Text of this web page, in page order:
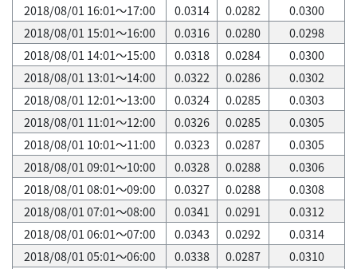
2018/08/01 16:01～17:00
0.0314 0.0282
0.0300
2018/08/01 15:01～16:00
0.0316 0.0280
0.0298
2018/08/01 14:01～15:00
0.0318 0.0284
0.0300
2018/08/01 13:01～14:00
0.0322 0.0286
0.0302
2018/08/01 12:01～13:00
0.0324 0.0285
0.0303
2018/08/01 11:01～12:00
0.0326 0.0285
0.0305
2018/08/01 10:01～11:00
0.0323 0.0287
0.0305
2018/08/01 09:01～10:00
0.0328 0.0288
0.0306
2018/08/01 08:01～09:00
0.0327 0.0288
0.0308
2018/08/01 07:01～08:00
0.0341 0.0291
0.0312
2018/08/01 06:01～07:00
0.0343 0.0292
0.0314
2018/08/01 05:01～06:00
0.0338 0.0287
0.0310